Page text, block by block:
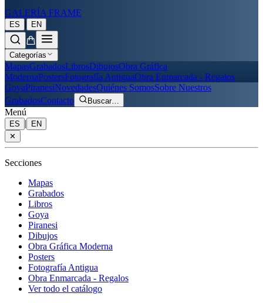
GALERÍA FRAME
ES | EN
Categorías
MapasGrabadosLibrosDibujosObra Gráfica
ModernaPostersFotografía AntiguaObra Enmarcada - Regalos
GoyaPiranesiNovedadesQuiénes SomosSobre Nuestros
GrabadosContacto Buscar…
Menú
ES |
EN
✕
Secciones
Mapas
Grabados
Libros
Goya
Piranesi
Dibujos
Obra Gráfica Moderna
Posters
Fotografía Antigua
Obra Enmarcada - Regalos
Ver todo el catálogo